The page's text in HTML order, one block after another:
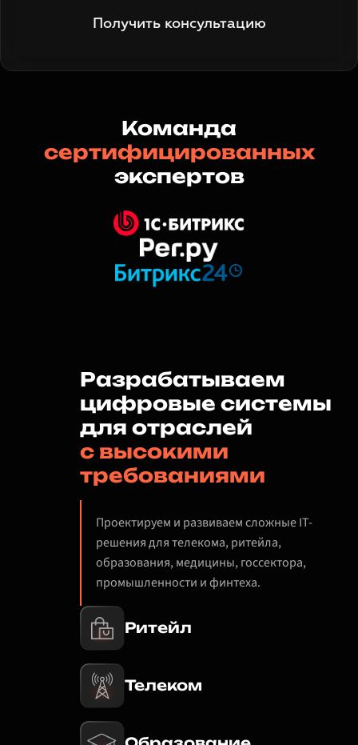
Получить консультацию
Команда
сертифицированных
экспертов
Разрабатываем
цифровые системы
для отраслей
с высокими
требованиями
Проектируем и развиваем сложные IT-
решения для телекома, ритейла,
образования, медицины, госсектора,
промышленности и финтеха.
Ритейл
Телеком